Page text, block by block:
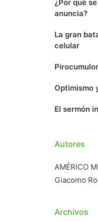
¿Por qué
anuncia?
La gran
celular
Optimismo
El sermón
Autores
AMÉRICO
Giacomo
Archivos